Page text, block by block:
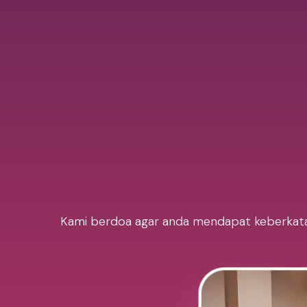
Kami berdoa agar anda mendapat